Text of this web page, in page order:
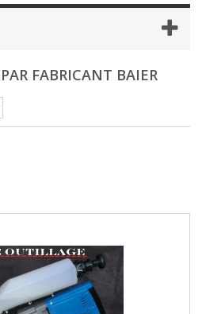
FABRICANT BAIER